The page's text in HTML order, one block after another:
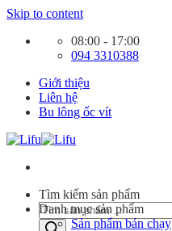
Skip to content
08:00 - 17:00
094 3310388
Giới thiệu
Liên hệ
Bu lông ốc vít
Tìm kiếm sản phẩm
Danh mục sản phẩm
Sản phẩm bán chạy